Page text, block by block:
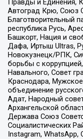
Правды и Единения,
Автоград Крю, Союз
Благотворительный
республика Русь,
Башкорт, Нация и
Дафа, Иртыш Ultras,
Новокузнецк/РПК,
борьбы с
Навального, Совет
Краснодара,
объединение
Адат, Народный
Архангельской
Держава Союз
Социалистических
Instagram,